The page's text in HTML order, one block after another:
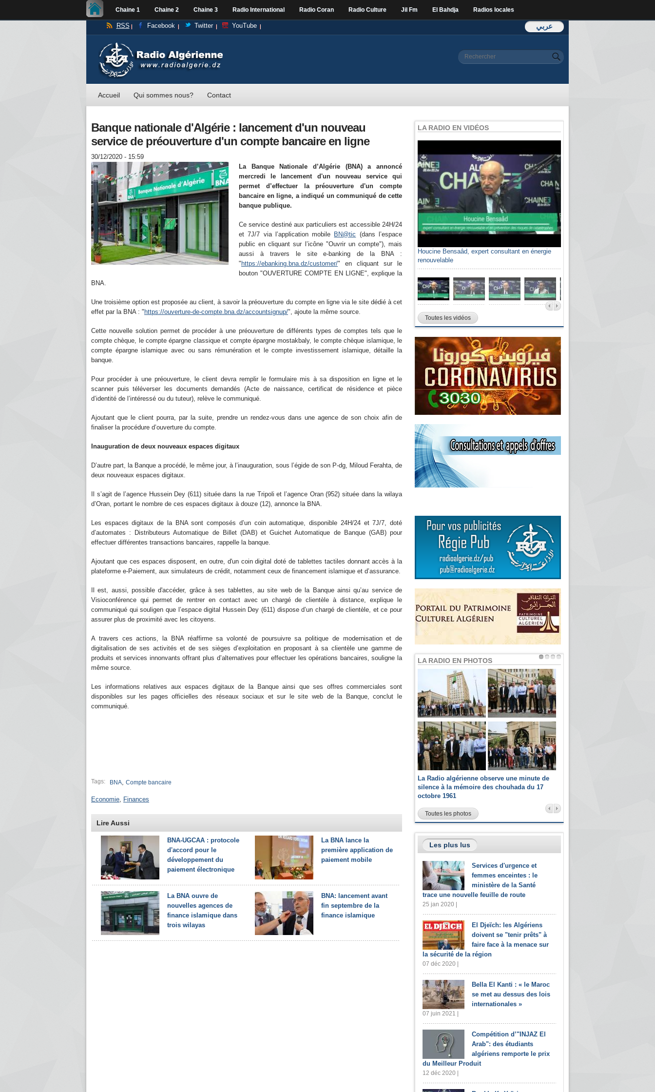
Chaine 1 Chaine 2 Chaine 3 Radio International Radio Coran Radio Culture Jil Fm El Bahdja Radios locales
عربي RSS Facebook Twitter YouTube
Formulaire de
Rechercher
Accueil Qui sommes nous? Contact
Banque nationale d'Algérie : lancement d'un nouveau
service de préouverture d'un compte bancaire en ligne
30/12/2020 - 15:59
La Banque Nationale d’Algérie (BNA) a annoncé
mercredi le lancement d'un nouveau service qui
permet d’effectuer la préouverture d'un compte
bancaire en ligne, a indiqué un communiqué de cette
banque publique.
Ce service destiné aux particuliers est accessible 24H/24
et 7J/7 via l’application mobile BN@tic (dans l’espace
public en cliquant sur l’icône "Ouvrir un compte"), mais
aussi à travers le site e-banking de la BNA :
" https://ebanking.bna.dz/customer/" en cliquant sur le
bouton "OUVERTURE COMPTE EN LIGNE", explique la
BNA.
Une troisième option est proposée au client, à savoir la préouverture du compte en ligne via le site dédié à cet
effet par la BNA : " https://ouverture-de-compte.bna.dz/accountsignup/", ajoute la même source.
Cette nouvelle solution permet de procéder à une préouverture de différents types de comptes tels que le
compte chèque, le compte épargne classique et compte épargne mostakbaly, le compte chèque islamique, le
compte épargne islamique avec ou sans rémunération et le compte investissement islamique, détaille la
banque.
Pour procéder à une préouverture, le client devra remplir le formulaire mis à sa disposition en ligne et le
scanner puis téléverser les documents demandés (Acte de naissance, certificat de résidence et pièce
d’identité de l’intéressé ou du tuteur), relève le communiqué.
Ajoutant que le client pourra, par la suite, prendre un rendez-vous dans une agence de son choix afin de
finaliser la procédure d’ouverture du compte.
Inauguration de deux nouveaux espaces digitaux
D’autre part, la Banque a procédé, le même jour, à l’inauguration, sous l’égide de son P-dg, Miloud Ferahta, de
deux nouveaux espaces digitaux.
Il s’agit de l’agence Hussein Dey (611) située dans la rue Tripoli et l’agence Oran (952) située dans la wilaya
d’Oran, portant le nombre de ces espaces digitaux à douze (12), annonce la BNA.
Les espaces digitaux de la BNA sont composés d’un coin automatique, disponible 24H/24 et 7J/7, doté
d’automates : Distributeurs Automatique de Billet (DAB) et Guichet Automatique de Banque (GAB) pour
effectuer différentes transactions bancaires, rappelle la banque.
Ajoutant que ces espaces disposent, en outre, d'un coin digital doté de tablettes tactiles donnant accès à la
plateforme e-Paiement, aux simulateurs de crédit, notamment ceux de financement islamique et d’assurance.
Il est, aussi, possible d'accéder, grâce à ses tablettes, au site web de la Banque ainsi qu’au service de
Visioconférence qui permet de rentrer en contact avec un chargé de clientèle à distance, explique le
communiqué qui souligen que l’espace digital Hussein Dey (611) dispose d’un chargé de clientèle, et ce pour
assurer plus de proximité avec les citoyens.
A travers ces actions, la BNA réaffirme sa volonté de poursuivre sa politique de modernisation et de
digitalisation de ses activités et de ses sièges d’exploitation en proposant à sa clientèle une gamme de
produits et services innonvants offrant plus d’alternatives pour effectuer les opérations bancaires, souligne la
même source.
Les informations relatives aux espaces digitaux de la Banque ainsi que ses offres commerciales sont
disponibles sur les pages officielles des réseaux sociaux et sur le site web de la Banque, conclut le
communiqué.
Tags: BNA, Compte bancaire
Economie, Finances
Lire Aussi
BNA-UGCAA : protocole
d'accord pour le
développement du
paiement électronique
La BNA lance la
première application de
paiement mobile
La BNA ouvre de
nouvelles agences de
finance islamique dans
trois wilayas
BNA: lancement avant
fin septembre de la
finance islamique
LA RADIO EN VIDÉOS
Houcine Bensaâd, expert consultant en énergie
renouvelable
Toutes les vidéos
LA RADIO EN PHOTOS
La Radio algérienne observe une minute de
silence à la mémoire des chouhada du 17
octobre 1961
Toutes les photos
Les plus lus
Services d'urgence et
femmes enceintes : le
ministère de la Santé
trace une nouvelle feuille de route
25 jan 2020 |
El Djeïch: les Algériens
doivent se "tenir prêts" à
faire face à la menace sur
la sécurité de la région
07 déc 2020 |
Bella El Kanti : « le Maroc
se met au dessus des lois
internationales »
07 juin 2021 |
Compétition d’"INJAZ El
Arab": des étudiants
algériens remporte le prix
du Meilleur Produit
12 déc 2020 |